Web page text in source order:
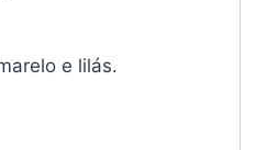
e lilás.